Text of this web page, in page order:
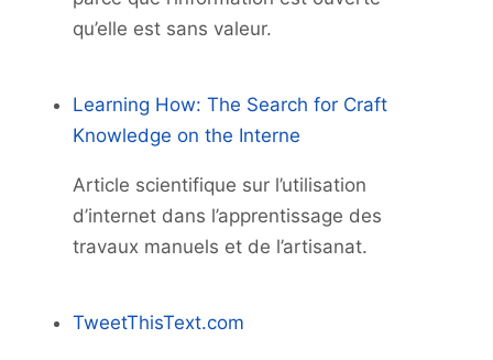
qu’elle est sans valeur.
Learning How: The Search for Craft
Knowledge on the Interne
Article scientifique sur l’utilisation
d’internet dans l’apprentissage des
travaux manuels et de l’artisanat.
TweetThisText.com